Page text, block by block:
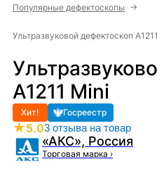
Популярные дефектоскопы →
Ультразвуковой дефектоскоп
А1211 Mini
Хит! Госреестр
★5.03 отзыва на товар
«АКС», Россия
Торговая марка ›